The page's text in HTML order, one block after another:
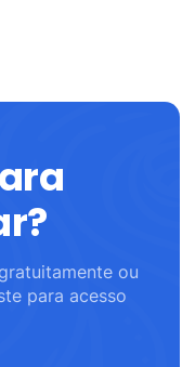
ou
para acesso